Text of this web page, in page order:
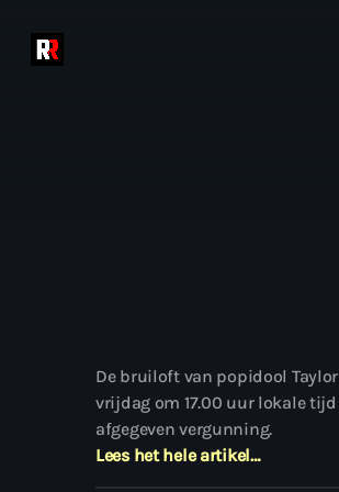
De bruiloft van popidool
vrijdag om 17.00 uur lokale
afgegeven vergunning.
Lees het hele artikel…